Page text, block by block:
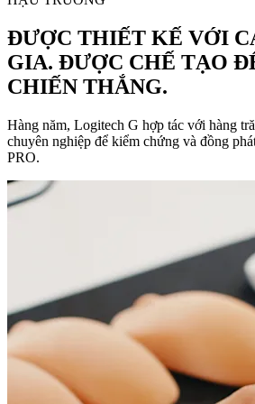
ĐƯỢC THIẾT KẾ VỚI
GIA. ĐƯỢC CHẾ TẠO
CHIẾN THẮNG.
Hàng năm, Logitech G hợp tác với hàng
chuyên nghiệp để kiểm chứng và đồng
PRO.